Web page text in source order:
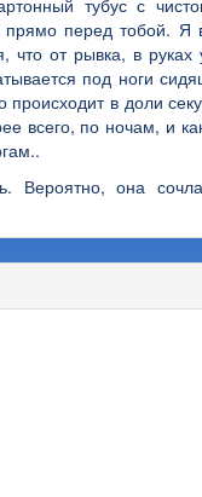
тубус с
прямо перед тобой. Я
что от рывка, в
под ноги
происходит в доли
всего, по ночам, и
Вероятно, она